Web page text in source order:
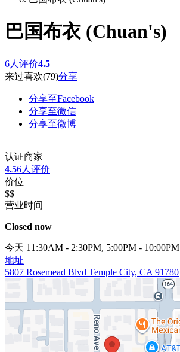
巴国布衣 (Chuan's)
6人评价4.5
来过喜欢(79)分享
分享至Facebook
分享至微信
分享至微博
认证商家
4.56人评价
价位
$$
营业时间
Closed now
今天 11:30AM - 2:30PM, 5:00PM - 10:00PM
地址
5807 Rosemead Blvd Temple City, CA 91780